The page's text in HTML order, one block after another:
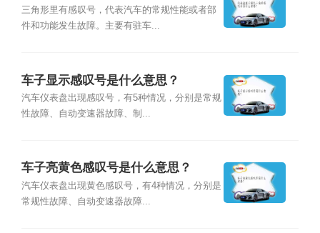
意思？
三角形里有感叹号，代表汽车的常规性能或者部
件和功能发生故障。主要有驻车...
车子显示感叹号是什么意思？
汽车仪表盘出现感叹号，有5种情况，分别是常规
性故障、自动变速器故障、制...
车子亮黄色感叹号是什么意思？
汽车仪表盘出现黄色感叹号，有4种情况，分别是
常规性故障、自动变速器故障...